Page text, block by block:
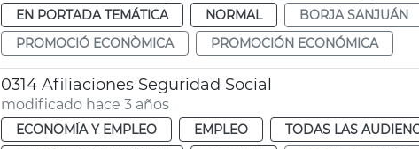
EN PORTADA TEMÁTICA
NORMAL BORJA SANJUÁN
PROMOCIÓ ECONÒMICA
PROMOCIÓN ECONÓMICA
0314 Afiliaciones Seguridad Social
modificado hace 3 años
ECONOMÍA Y EMPLEO EMPLEO TODAS LAS